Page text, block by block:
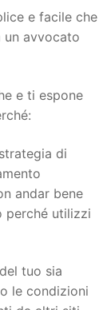
e facile che
un avvocato
e ti espone
di
andar bene
perché utilizzi
tuo sia
le condizioni